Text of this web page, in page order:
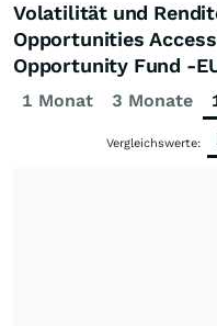
Volatilität und
Opportunities
Opportunity Fund -
1 Monat 3 Monate
Vergleichswerte: